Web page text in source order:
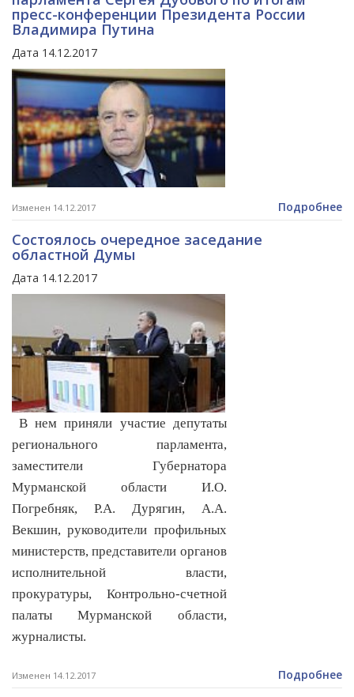
пресс-конференции Президента России
Владимира Путина
Дата 14.12.2017
Изменен 14.12.2017 Подробнее
Состоялось очередное заседание
областной Думы
Дата 14.12.2017
В нем приняли участие депутаты
регионального парламента,
заместители Губернатора
Мурманской области И.О.
Погребняк, Р.А. Дурягин, А.А.
Векшин, руководители профильных
министерств, представители органов
исполнительной власти,
прокуратуры, Контрольно-счетной
палаты Мурманской области,
журналисты.
Изменен 14.12.2017 Подробнее